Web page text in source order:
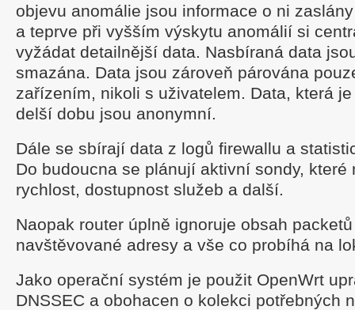
objevu anomálie jsou informace o ni
a teprve při vyšším výskytu anomálií si
vyžádat detailnější data. Nasbíraná data
smazána. Data jsou zároveň párována
zařízením, nikoli s uživatelem. Data, která
delší dobu jsou anonymní.
Dále se sbírají data z logů firewallu a
Do budoucna se plánují aktivní sondy, které
rychlost, dostupnost služeb a další.
Naopak router úplně ignoruje obsah
navštěvované adresy a vše co probíhá na
Jako operační systém je použit OpenWrt
DNSSEC a obohacen o kolekci potřebných